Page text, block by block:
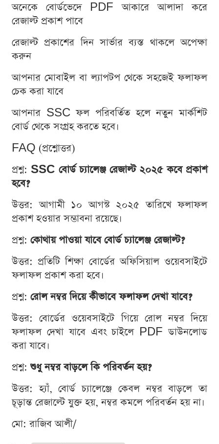
অনেকে বোর্ডভেদে PDF আকারে আলাদা করে
রেজাল্ট প্রকাশ পাবে
রেজাল্ট প্রকাশের দিন সার্ভার ব্যস্ত থাকলে অপেক্ষা
করুন
আপনার মোবাইল বা ল্যাপটপ থেকে সহজেই ফলাফল
চেক করা যাবে
আপনার SSC ফল পরিবর্তিত হলে নতুন মার্কশিট
বোর্ড থেকে সংগ্রহ করতে হবে।
FAQ (প্রশ্নোত্তর)
প্রশ্ন:SSC বোর্ড চ্যালেঞ্জ রেজাল্ট ২০২৫ কবে প্রকাশ
হবে?
উত্তর: আগামী ১০ আগস্ট ২০২৫ তারিখে ফলাফল
প্রকাশ হওয়ার সম্ভাবনা রয়েছে।
প্রশ্ন: কোথায় পাওয়া যাবে বোর্ড চ্যালেঞ্জ রেজাল্ট?
উত্তর: প্রতিটি শিক্ষা বোর্ডের অফিসিয়াল ওয়েবসাইটে
ফলাফল প্রকাশ করা হবে।
প্রশ্ন: রোল নম্বর দিয়ে কীভাবে ফলাফল দেখা যাবে?
উত্তর: বোর্ডের ওয়েবসাইটে গিয়ে রোল নম্বর দিয়ে
ফলাফল দেখা যাবে এবং চাইলে PDF ডাউনলোড
করা যাবে।
প্রশ্ন:শুধু নম্বর বাড়লে কি পরিবর্তন হয়?
উত্তর: হ্যাঁ, বোর্ড চ্যালেঞ্জে কেবল নম্বর বাড়লে তা
চূড়ান্ত রেজাল্টে যুক্ত হয়, নম্বর কমলে পরিবর্তন হয় না।
মো: রাজিব আলী/